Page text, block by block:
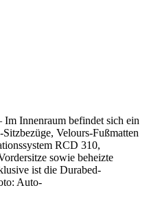
Innenraum befindet sich ein
Velours-Fußmatten
RCD 310,
sowie beheizte
ist die Durabed-
Auto-